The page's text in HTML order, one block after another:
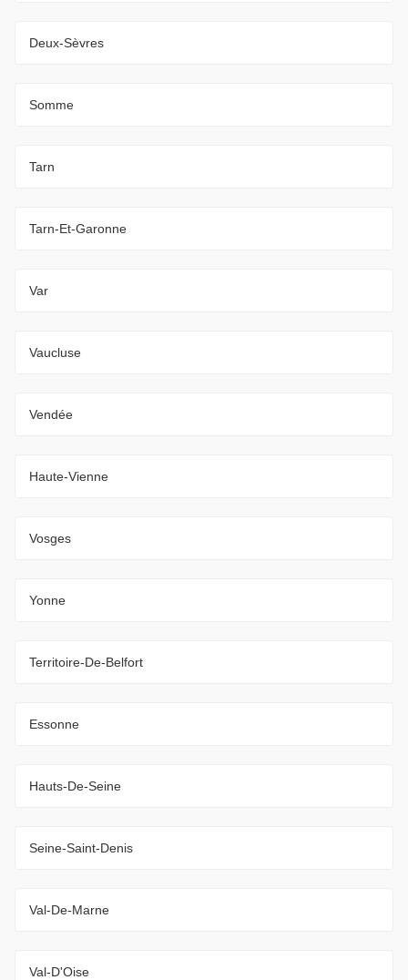
Deux-Sèvres
Somme
Tarn
Tarn-Et-Garonne
Var
Vaucluse
Vendée
Haute-Vienne
Vosges
Yonne
Territoire-De-Belfort
Essonne
Hauts-De-Seine
Seine-Saint-Denis
Val-De-Marne
Val-D'Oise